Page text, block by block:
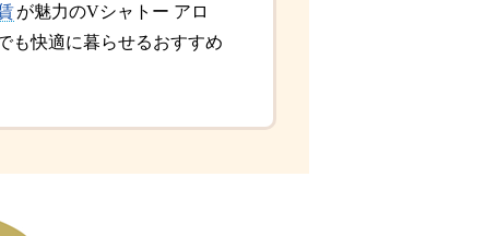
が魅力のVシャトー アロ
も快適に暮らせるおすすめ